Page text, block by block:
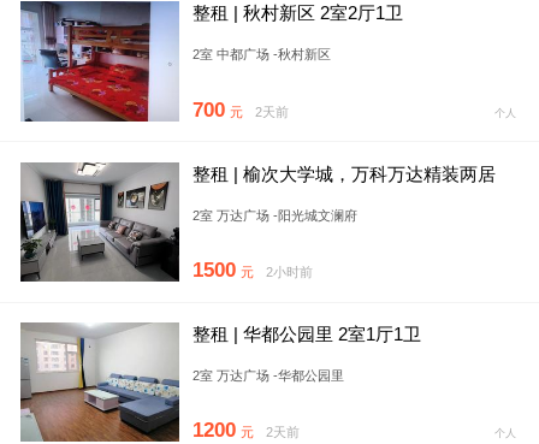
整租 | 秋村新区 2室2厅1卫
2室 中都广场 -秋村新区
700 元 2天前 个人
整租 | 榆次大学城，万科万达精装两居
2室 万达广场 -阳光城文澜府
1500 元 2小时前
整租 | 华都公园里 2室1厅1卫
2室 万达广场 -华都公园里
1200 元 2天前 个人